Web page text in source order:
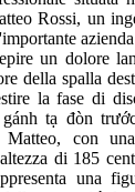
Rossi, un
un dolore
della spalla
la fase di
gánh tạ đòn
con
di 185
una